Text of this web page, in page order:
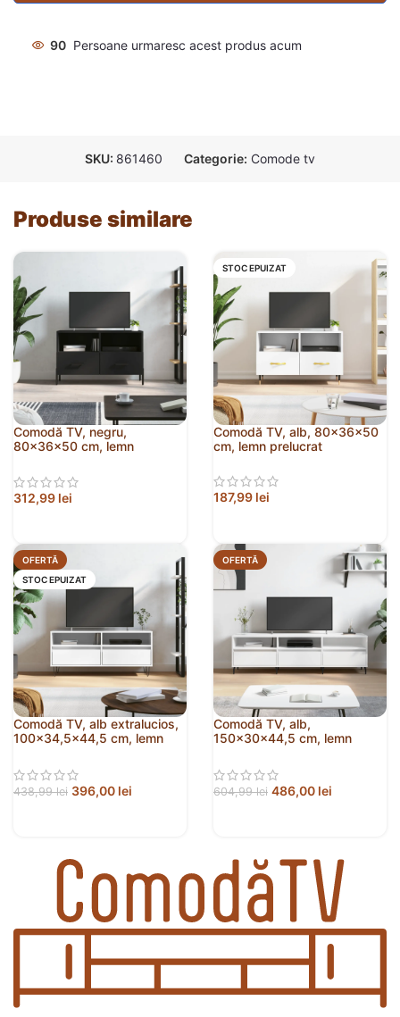
90 Persoane urmaresc acest produs acum
SKU: 861460 Categorie: Comode tv
Produse similare
Comodă TV, negru,
80x36x50 cm, lemn
312,99 lei
STOC EPUIZAT
Comodă TV, alb, 80x36x50
cm, lemn prelucrat
187,99 lei
OFERTĂ
STOC EPUIZAT
Comodă TV, alb extralucios,
100×34,5×44,5 cm, lemn
438,99lei 396,00 lei
OFERTĂ
Comodă TV, alb,
150x30x44,5 cm, lemn
604,99lei 486,00 lei